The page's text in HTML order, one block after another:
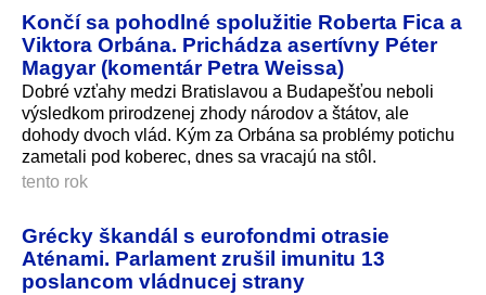
Končí sa pohodlné spolužitie Roberta Fica a
Viktora Orbána. Prichádza asertívny Péter
Magyar (komentár Petra Weissa)
Dobré vzťahy medzi Bratislavou a Budapešťou neboli
výsledkom prirodzenej zhody národov a štátov, ale
dohody dvoch vlád. Kým za Orbána sa problémy potichu
zametali pod koberec, dnes sa vracajú na stôl.
tento rok
Grécky škandál s eurofondmi otrasie
Aténami. Parlament zrušil imunitu 13
poslancom vládnucej strany